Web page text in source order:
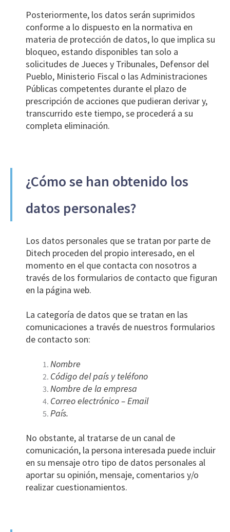
Posteriormente, los datos serán suprimidos
conforme a lo dispuesto en la normativa en
materia de protección de datos, lo que implica su
bloqueo, estando disponibles tan solo a
solicitudes de Jueces y Tribunales, Defensor del
Pueblo, Ministerio Fiscal o las Administraciones
Públicas competentes durante el plazo de
prescripción de acciones que pudieran derivar y,
transcurrido este tiempo, se procederá a su
completa eliminación.
¿Cómo se han obtenido los
datos personales?
Los datos personales que se tratan por parte de
Ditech proceden del propio interesado, en el
momento en el que contacta con nosotros a
través de los formularios de contacto que figuran
en la página web.
La categoría de datos que se tratan en las
comunicaciones a través de nuestros formularios
de contacto son:
Nombre
Código del país y teléfono
Nombre de la empresa
Correo electrónico – Email
País.
No obstante, al tratarse de un canal de
comunicación, la persona interesada puede incluir
en su mensaje otro tipo de datos personales al
aportar su opinión, mensaje, comentarios y/o
realizar cuestionamientos.